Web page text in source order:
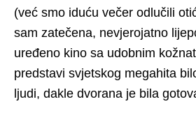
(već smo iduću večer odlučili
sam zatečena, nevjerojatno
uređeno kino sa udobnim
predstavi svjetskog megahita
ljudi, dakle dvorana je bila